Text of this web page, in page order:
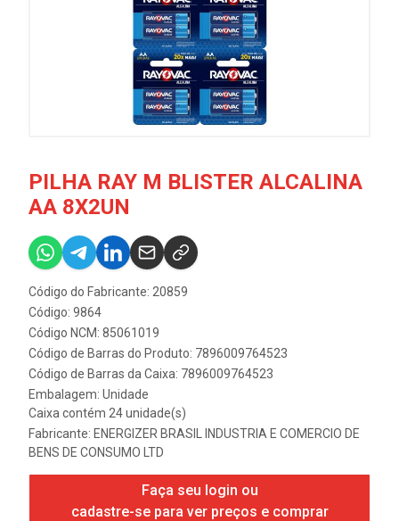
PILHA RAY M BLISTER ALCALINA
AA 8X2UN
Código do Fabricante: 20859
Código: 9864
Código NCM: 85061019
Código de Barras do Produto: 7896009764523
Código de Barras da Caixa: 7896009764523
Embalagem: Unidade
Caixa contém 24 unidade(s)
Fabricante: ENERGIZER BRASIL INDUSTRIA E COMERCIO DE
BENS DE CONSUMO LTD
Faça seu login ou
cadastre-se para ver preços e comprar